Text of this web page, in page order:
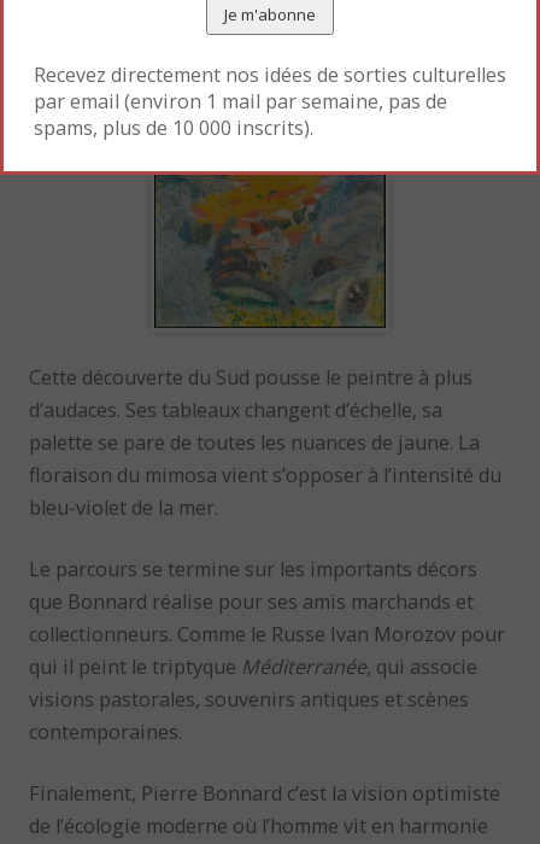
co-commissaire de l’exposition (conservateur en
Cette découverte du Sud pousse le peintre à plus
d’audaces. Ses tableaux changent d’échelle, sa
palette se pare de toutes les nuances de jaune. La
floraison du mimosa vient s’opposer à l’intensité du
bleu-violet de la mer.
Le parcours se termine sur les importants décors
que Bonnard réalise pour ses amis marchands et
collectionneurs. Comme le Russe Ivan Morozov pour
qui il peint le triptyque Méditerranée, qui associe
visions pastorales, souvenirs antiques et scènes
contemporaines.
Finalement, Pierre Bonnard c’est la vision optimiste
de l’écologie moderne où l’homme vit en harmonie
Recevez directement nos idées de sorties culturelles
par email (environ 1 mail par semaine, pas de
spams, plus de 10 000 inscrits).